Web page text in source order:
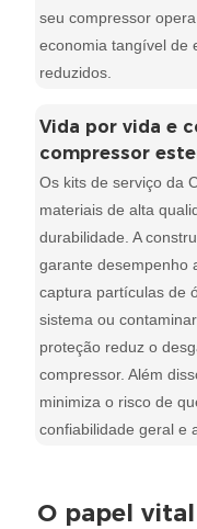
seu compressor
economia tangível de
reduzidos.
Vida por vida e
compressor
Os kits de serviço da
materiais de alta
durabilidade. A
garante desempenho
captura partículas de
sistema ou
proteção reduz o
compressor. Além
minimiza o risco de
confiabilidade geral e
O papel